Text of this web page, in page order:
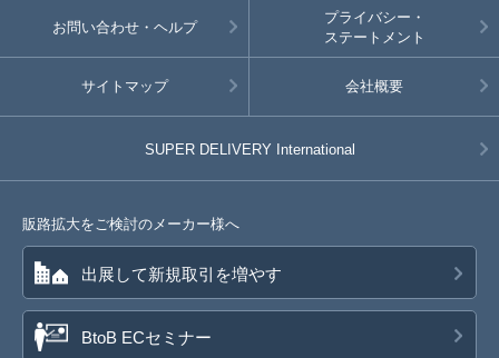
お問い合わせ・ヘルプ
プライバシー・
ステートメント
サイトマップ 会社概要
SUPER DELIVERY International
販路拡大をご検討のメーカー様へ
出展して新規取引を増やす
BtoB ECセミナー